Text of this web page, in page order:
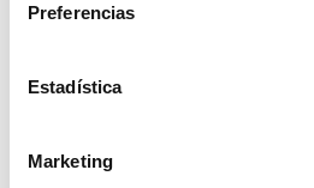
Preferencias
Estadística
Marketing